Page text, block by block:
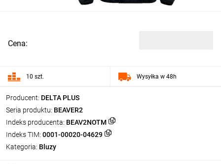
Producent: DELTA PLUS
Seria produktu: BEAVER2
Indeks producenta: BEAV2NOTM
Indeks TIM: 0001-00020-04629
Kategoria: Bluzy
Cena:
10 szt. Wysyłka w 48h